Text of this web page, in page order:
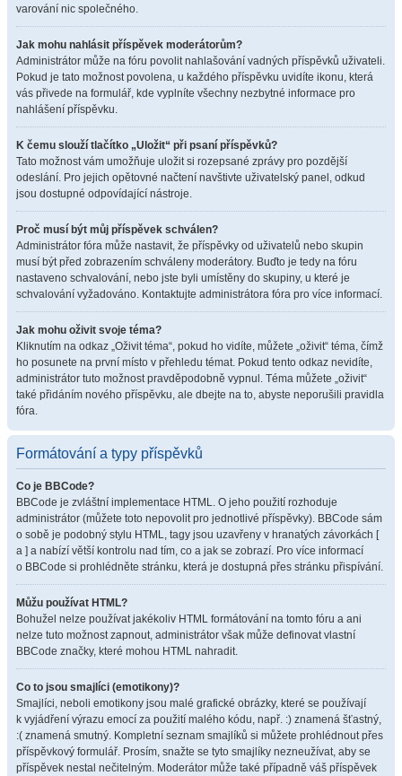
varování nic společného.
Jak mohu nahlásit příspěvek moderátorům?
Administrátor může na fóru povolit nahlašování vadných příspěvků uživateli.
Pokud je tato možnost povolena, u každého příspěvku uvidíte ikonu, která
vás přivede na formulář, kde vyplníte všechny nezbytné informace pro
nahlášení příspěvku.
K čemu slouží tlačítko „Uložit“ při psaní příspěvků?
Tato možnost vám umožňuje uložit si rozepsané zprávy pro pozdější
odeslání. Pro jejich opětovné načtení navštivte uživatelský panel, odkud
jsou dostupné odpovídající nástroje.
Proč musí být můj příspěvek schválen?
Administrátor fóra může nastavit, že příspěvky od uživatelů nebo skupin
musí být před zobrazením schváleny moderátory. Buďto je tedy na fóru
nastaveno schvalování, nebo jste byli umístěny do skupiny, u které je
schvalování vyžadováno. Kontaktujte administrátora fóra pro více informací.
Jak mohu oživit svoje téma?
Kliknutím na odkaz „Oživit téma“, pokud ho vidíte, můžete „oživit“ téma, čímž
ho posunete na první místo v přehledu témat. Pokud tento odkaz nevidíte,
administrátor tuto možnost pravděpodobně vypnul. Téma můžete „oživit“
také přidáním nového příspěvku, ale dbejte na to, abyste neporušili pravidla
fóra.
Formátování a typy příspěvků
Co je BBCode?
BBCode je zvláštní implementace HTML. O jeho použití rozhoduje
administrátor (můžete toto nepovolit pro jednotlivé příspěvky). BBCode sám
o sobě je podobný stylu HTML, tagy jsou uzavřeny v hranatých závorkách [
a ] a nabízí větší kontrolu nad tím, co a jak se zobrazí. Pro více informací
o BBCode si prohlédněte stránku, která je dostupná přes stránku přispívání.
Můžu používat HTML?
Bohužel nelze používat jakékoliv HTML formátování na tomto fóru a ani
nelze tuto možnost zapnout, administrátor však může definovat vlastní
BBCode značky, které mohou HTML nahradit.
Co to jsou smajlíci (emotikony)?
Smajlíci, neboli emotikony jsou malé grafické obrázky, které se používají
k vyjádření výrazu emocí za použití malého kódu, např. :) znamená šťastný,
:( znamená smutný. Kompletní seznam smajlíků si můžete prohlédnout přes
příspěvkový formulář. Prosím, snažte se tyto smajlíky nezneužívat, aby se
příspěvek nestal nečitelným. Moderátor může také případně váš příspěvek